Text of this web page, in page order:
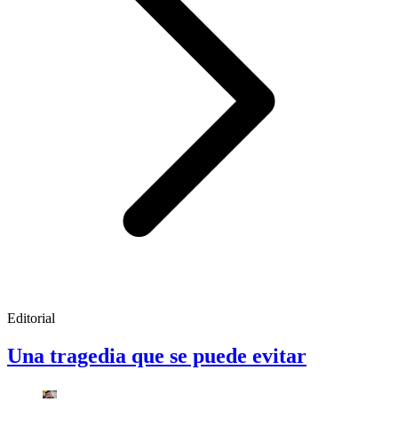
Editorial
Una tragedia que se puede evitar